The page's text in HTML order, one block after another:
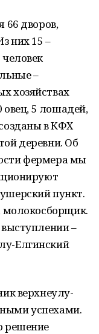
66 дворов,
них 15 –
–
хозяйствах
овец, 5 лошадей,
в КФХ
деревни. Об
фермера мы
пункт.
молокосборщик.
–
Елгинский
верхнеулу-
успехами.
решение